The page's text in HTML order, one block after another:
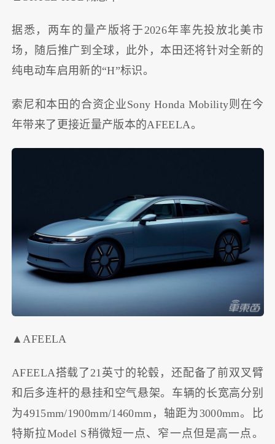
据悉，两车的量产版将于2026年率先投放北美市
场，随后推广到全球，此外，本田还将针对全新的
纯电动车启用新的“H”标识。
索尼和本田的合资企业Sony Honda Mobility则在今
年带来了更接近量产版本的AFEELA。
▲AFEELA
AFEELA搭载了21英寸的轮毂，还配备了前双叉臂
和后多连杆的悬挂和空气悬架。车辆的长宽高分别
为4915mm/1900mm/1460mm，轴距为3000mm。比
特斯拉Model S稍微短一点、窄一点但是高一点。